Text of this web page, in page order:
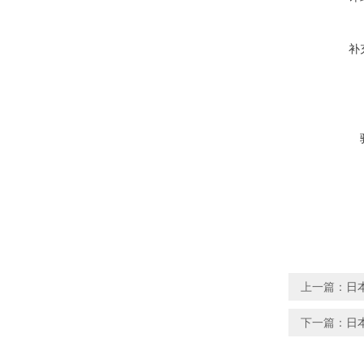
补
上一篇： 日
下一篇： 日